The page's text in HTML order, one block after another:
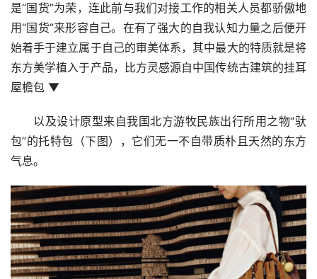
是“国货”为荣，连此前与我们对接工作的相关人员都骄傲地
用“国货”来形容自己。在有了强大的自我认知力量之后便开
始着手于建立属于自己的审美体系，其中最大的特质就是将
东方美学植入于产品，比方灵感源自中国传统古建筑的挂耳
屋檐包 ▼
以及设计原型来自我国北方游牧民族出行所用之物“驮
包”的托特包 （下图）
，它们无一不自带质朴且天然的东方
气息。